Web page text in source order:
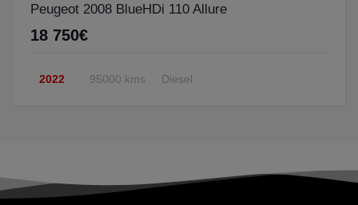
Peugeot 2008 BlueHDi 110 Allure
18 750€
2022 95000 kms Diesel